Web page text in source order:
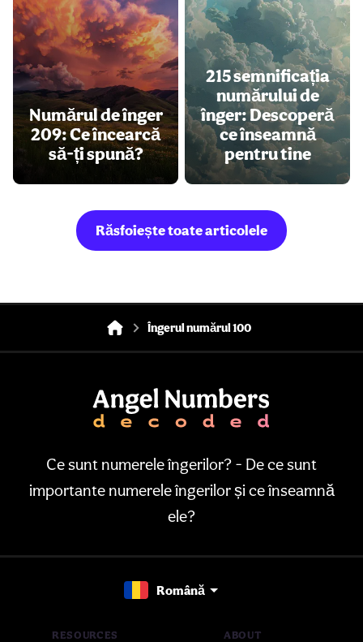
Numărul de înger
209: Ce încearcă
să-ți spună?
215 semnificația
numărului de
înger: Descoperă
ce înseamnă
pentru tine
Răsfoiește toate articolele
Îngerul numărul 100
Ce sunt numerele îngerilor? - De ce sunt
importante numerele îngerilor și ce înseamnă
ele?
Română
RESOURCES ABOUT